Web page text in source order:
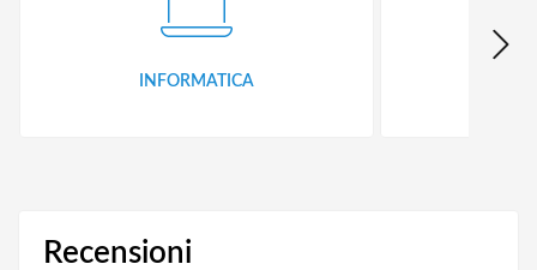
INFORMATICA
Recensioni